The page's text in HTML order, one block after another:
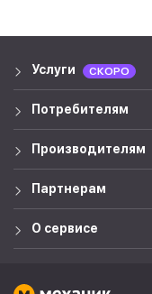
Услуги СКОРО
Потребителям
Производителям
Партнерам
О сервисе